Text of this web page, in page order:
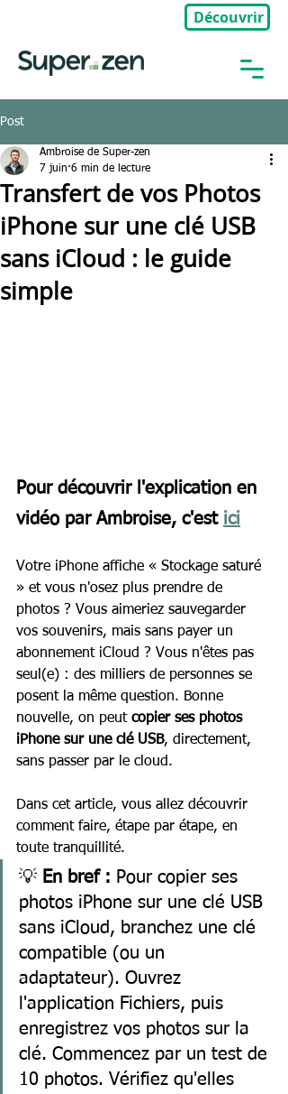
Découvrir
Post
Transfert de vos Photos
iPhone sur une clé USB
sans iCloud : le guide
simple
Ambroise de Super-zen
7 juin 6 min de lecture
Pour découvrir l'explication en
vidéo par Ambroise, c'est ici
Votre iPhone affiche « Stockage saturé
» et vous n'osez plus prendre de
photos ? Vous aimeriez sauvegarder
vos souvenirs, mais sans payer un
abonnement iCloud ? Vous n'êtes pas
seul(e) : des milliers de personnes se
posent la même question. Bonne
nouvelle, on peut copier ses photos
iPhone sur une clé USB, directement,
sans passer par le cloud.
Dans cet article, vous allez découvrir
comment faire, étape par étape, en
toute tranquillité.
💡 En bref : Pour copier ses
photos iPhone sur une clé USB
sans iCloud, branchez une clé
compatible (ou un
adaptateur). Ouvrez
l'application Fichiers, puis
enregistrez vos photos sur la
clé. Commencez par un test de
10 photos. Vérifiez qu'elles